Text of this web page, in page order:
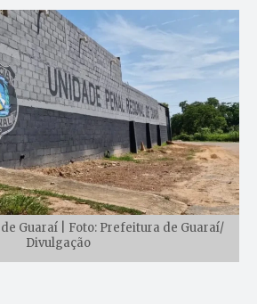
Guaraí | Foto: Prefeitura de Guaraí/
Divulgação